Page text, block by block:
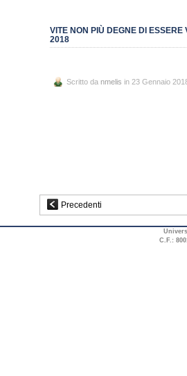
VITE NON PIÙ DEGNE DI
2018
Scritto da nmelis in 23 Gennaio
Precedenti
C.F.: